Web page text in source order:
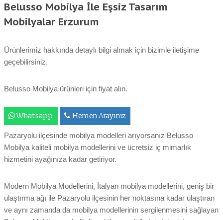
Belusso Mobilya İle Eşsiz Tasarım
Mobilyalar Erzurum
Ürünlerimiz hakkında detaylı bilgi almak için bizimle iletişime
geçebilirsiniz.
Belusso Mobilya ürünleri için fiyat alın.
Whatsapp Hemen Arayınız
Pazaryolu ilçesinde mobilya modelleri arıyorsanız Belusso
Mobilya kaliteli mobilya modellerini ve ücretsiz iç mimarlık
hizmetini ayağınıza kadar getiriyor.
Modern Mobilya Modellerini, İtalyan mobilya modellerini, geniş bir
ulaştırma ağı ile Pazaryolu ilçesinin her noktasına kadar ulaştıran
ve aynı zamanda da mobilya modellerinin sergilenmesini sağlayan